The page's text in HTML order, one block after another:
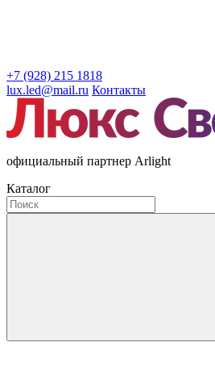
+7 (928) 215 1818
lux.led@mail.ru Контакты
официальный партнер Arlight
Каталог